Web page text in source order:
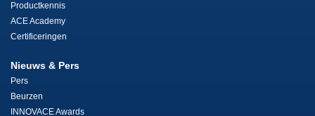
Productkennis
ACE Academy
Certificeringen
Nieuws & Pers
Pers
Beurzen
INNOVACE Awards